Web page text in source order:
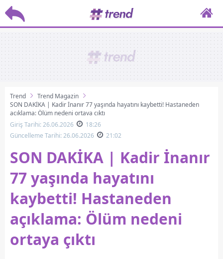
Trend
Trend Magazin
SON DAKİKA | Kadir İnanır 77 yaşında hayatını kaybetti! Hastaneden
açıklama: Ölüm nedeni ortaya çıktı
Giriş Tarihi: 26.06.2026
18:26
Güncelleme Tarihi: 26.06.2026
21:02
SON DAKİKA | Kadir İnanır
77 yaşında hayatını
kaybetti! Hastaneden
açıklama: Ölüm nedeni
ortaya çıktı